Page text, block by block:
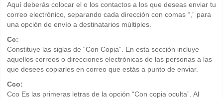
Aquí deberás colocar el o los contactos a los que deseas enviar tu
correo electrónico, separando cada dirección con comas “,” para
una opción de envío a destinatarios múltiples.
Cc:
Constituye las siglas de “Con Copia”. En esta sección incluye
aquellos correos o direcciones electrónicas de las personas a las
que desees copiarles en correo que estás a punto de enviar.
Cco:
Cco Es las primeras letras de la opción “Con copia oculta”. Al